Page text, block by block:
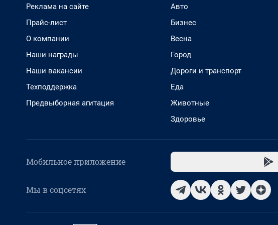
Реклама на сайте
Прайс-лист
О компании
Наши награды
Наши вакансии
Техподдержка
Предвыборная агитация
Авто
Бизнес
Весна
Город
Дороги и транспорт
Еда
Животные
Здоровье
Мобильное приложение
Мы в соцсетях